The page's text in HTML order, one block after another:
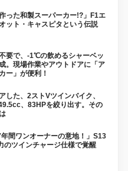
った和製スーパーカー!?」F1エ
ット・キャスピタという伝説
要で、-1℃の飲めるシャーベッ
。現場作業やアウトドアに「ア
ー」が便利！
した、2ストVツインバイク、
、83HPを絞り出す。その
年間ワンオーナーの意地！」S13
のツインチャージ仕様で覚醒